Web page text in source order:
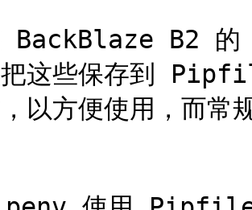
BackBlaze B2 的
把这些保存到
以方便使用，而